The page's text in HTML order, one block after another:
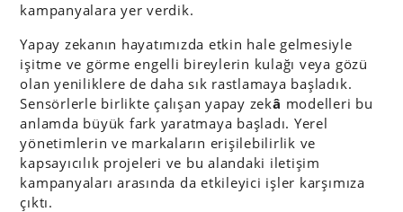
kampanyalara yer verdik.
Yapay zekanın hayatımızda etkin hale gelmesiyle
işitme ve görme engelli bireylerin kulağı veya gözü
olan yeniliklere de daha sık rastlamaya başladık.
Sensörlerle birlikte çalışan yapay zekâ modelleri bu
anlamda büyük fark yaratmaya başladı. Yerel
yönetimlerin ve markaların erişilebilirlik ve
kapsayıcılık projeleri ve bu alandaki iletişim
kampanyaları arasında da etkileyici işler karşımıza
çıktı.